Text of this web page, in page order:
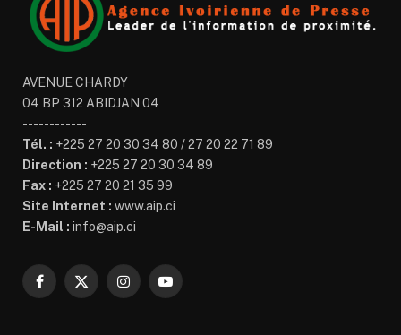
AVENUE CHARDY
04 BP 312 ABIDJAN 04
------------
Tél. : +225 27 20 30 34 80 / 27 20 22 71 89
Direction : +225 27 20 30 34 89
Fax : +225 27 20 21 35 99
Site Internet : www.aip.ci
E-Mail : info@aip.ci
Facebook
X
InstagramYouTube